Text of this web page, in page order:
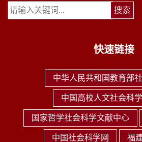
快速链接
中华人民共和国教育部
中国高校人文社会科
国家哲学社会科学文献中心
中国社会科学网 福